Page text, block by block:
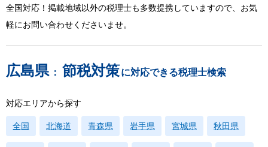
全国対応！掲載地域以外の税理士も多数提携していますので、お気
軽にお問い合わせくださいませ。
広島県 ： 節税対策に対応できる税理士検索
対応エリアから探す
全国 北海道 青森県 岩手県 宮城県 秋田県